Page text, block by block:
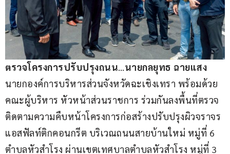
ตรวจโครงการปรับปรุงถนน…นายกลยุทธ ฉายแสง
นายกองค์การบริหารส่วนจังหวัดฉะเชิงเทรา พร้อมด้วย
คณะผู้บริหาร หัวหน้าส่วนราชการ ร่วมกันลงพื้นที่ตรวจ
ติดตามความคืบหน้าโครงการก่อสร้างปรับปรุงผิวจราจร
แอสฟัลท์ติกคอนกรีต บริเวณถนนสายบ้านใหม่ หมู่ที่ 6
ตำบลหัวสำโรง ผ่านเขตเทศบาลตำบลหัวสำโรง หมู่ที่ 3